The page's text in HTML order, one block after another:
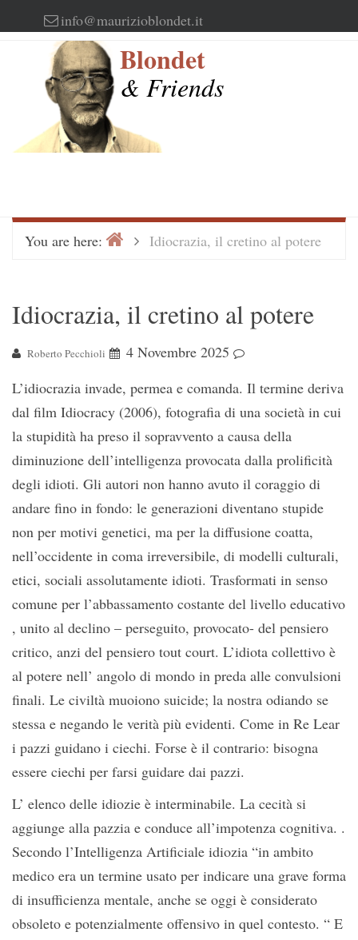
to
info@maurizioblondet.it
Blondet
& Friends
You are here: HomeIdiocrazia, il cretino al potere
Idiocrazia, il cretino al potere
Roberto Pecchioli
4 Novembre 2025
L’idiocrazia invade, permea e comanda. Il termine deriva
dal film Idiocracy (2006), fotografia di una società in cui
la stupidità ha preso il sopravvento a causa della
diminuzione dell’intelligenza provocata dalla prolificità
degli idioti. Gli autori non hanno avuto il coraggio di
andare fino in fondo: le generazioni diventano stupide
non per motivi genetici, ma per la diffusione coatta,
nell’occidente in coma irreversibile, di modelli culturali,
etici, sociali assolutamente idioti. Trasformati in senso
comune per l’abbassamento costante del livello educativo
, unito al declino – perseguito, provocato- del pensiero
critico, anzi del pensiero tout court. L’idiota collettivo è
al potere nell’ angolo di mondo in preda alle convulsioni
finali. Le civiltà muoiono suicide; la nostra odiando se
stessa e negando le verità più evidenti. Come in Re Lear
i pazzi guidano i ciechi. Forse è il contrario: bisogna
essere ciechi per farsi guidare dai pazzi.
L’ elenco delle idiozie è interminabile. La cecità si
aggiunge alla pazzia e conduce all’impotenza cognitiva. .
Secondo l’Intelligenza Artificiale idiozia “in ambito
medico era un termine usato per indicare una grave forma
di insufficienza mentale, anche se oggi è considerato
obsoleto e potenzialmente offensivo in quel contesto. “ E